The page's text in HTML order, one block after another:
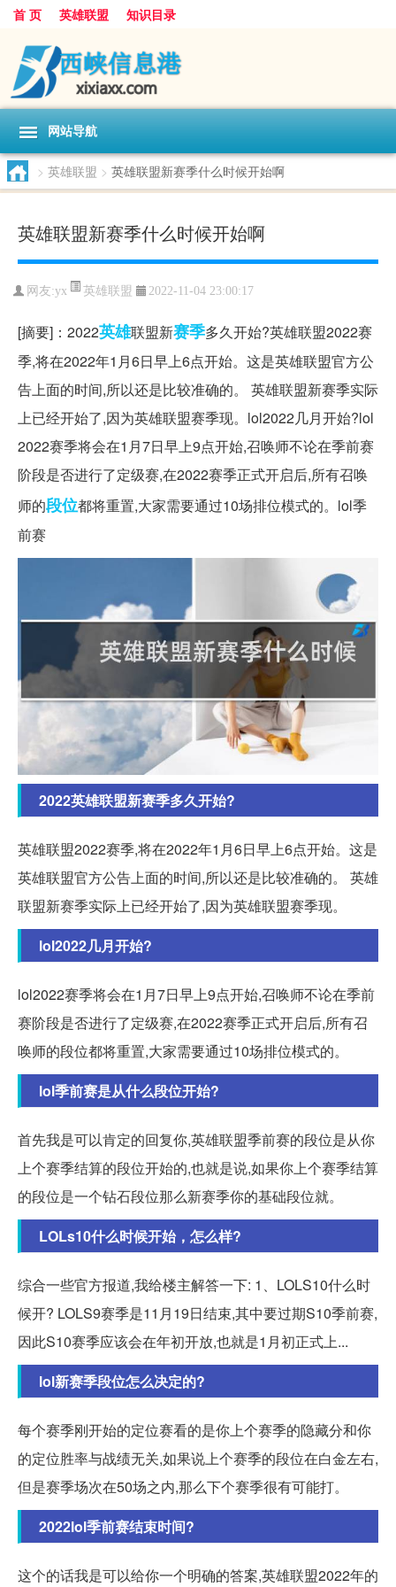
首 页 英雄联盟 知识目录
网站导航
> 英雄联盟 > 英雄联盟新赛季什么时候开始啊
英雄联盟新赛季什么时候开始啊
网友:yx 英雄联盟 2022-11-04 23:00:17
[摘要]：2022英雄联盟新赛季多久开始?英雄联盟2022赛
季,将在2022年1月6日早上6点开始。这是英雄联盟官方公
告上面的时间,所以还是比较准确的。 英雄联盟新赛季实际
上已经开始了,因为英雄联盟赛季现。lol2022几月开始?lol
2022赛季将会在1月7日早上9点开始,召唤师不论在季前赛
阶段是否进行了定级赛,在2022赛季正式开启后,所有召唤
师的段位都将重置,大家需要通过10场排位模式的。lol季
前赛
2022英雄联盟新赛季多久开始?
英雄联盟2022赛季,将在2022年1月6日早上6点开始。这是
英雄联盟官方公告上面的时间,所以还是比较准确的。 英雄
联盟新赛季实际上已经开始了,因为英雄联盟赛季现。
lol2022几月开始?
lol2022赛季将会在1月7日早上9点开始,召唤师不论在季前
赛阶段是否进行了定级赛,在2022赛季正式开启后,所有召
唤师的段位都将重置,大家需要通过10场排位模式的。
lol季前赛是从什么段位开始?
首先我是可以肯定的回复你,英雄联盟季前赛的段位是从你
上个赛季结算的段位开始的,也就是说,如果你上个赛季结算
的段位是一个钻石段位那么新赛季你的基础段位就。
LOLs10什么时候开始，怎么样?
综合一些官方报道,我给楼主解答一下: 1、LOLS10什么时
候开? LOLS9赛季是11月19日结束,其中要过期S10季前赛,
因此S10赛季应该会在年初开放,也就是1月初正式上...
lol新赛季段位怎么决定的?
每个赛季刚开始的定位赛看的是你上个赛季的隐藏分和你
的定位胜率与战绩无关,如果说上个赛季的段位在白金左右,
但是赛季场次在50场之内,那么下个赛季很有可能打。
2022lol季前赛结束时间?
这个的话我是可以给你一个明确的答案,英雄联盟2022年的